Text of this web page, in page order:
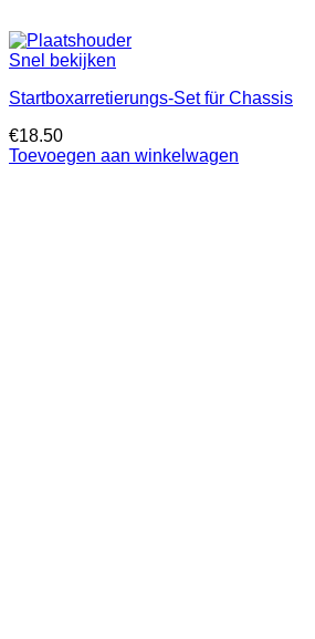
Snel bekijken
Startboxarretierungs-Set für Chassis
€18.50
Toevoegen aan winkelwagen